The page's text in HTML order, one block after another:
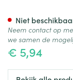
€ 5,94
Niet
Neem contact op
we samen de